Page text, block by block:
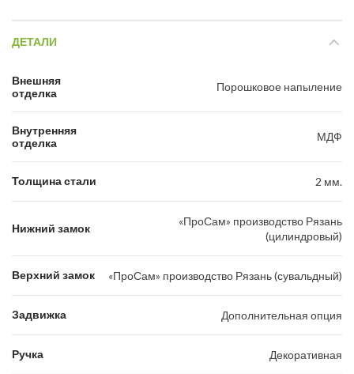
ДЕТАЛИ
Внешняя
отделка
Порошковое напыление
Внутренняя
отделка
МДФ
Толщина стали 2 мм.
Нижний замок
«ПроСам» производство Рязань
(цилиндровый)
Верхний замок «ПроСам» производство Рязань (сувальдный)
Задвижка Дополнительная опция
Ручка Декоративная